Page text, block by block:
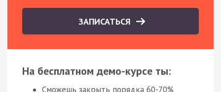
ЗАПИСАТЬСЯ
На бесплатном демо-курсе ты:
Сможешь закрыть порядка 60-70%